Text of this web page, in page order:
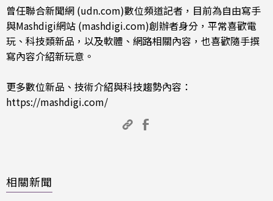
曾任聯合新聞網 (udn.com)數位頻道記者，目前為自由寫手
與Mashdigi網站 (mashdigi.com)創辦者身分，平常喜歡電
玩、科技類新品，以及軟體、網路相關內容，也喜歡隨手撰
寫內容介紹新玩意。
更多數位新品、技術介紹與科技趨勢內容：
https://mashdigi.com/
相關新聞